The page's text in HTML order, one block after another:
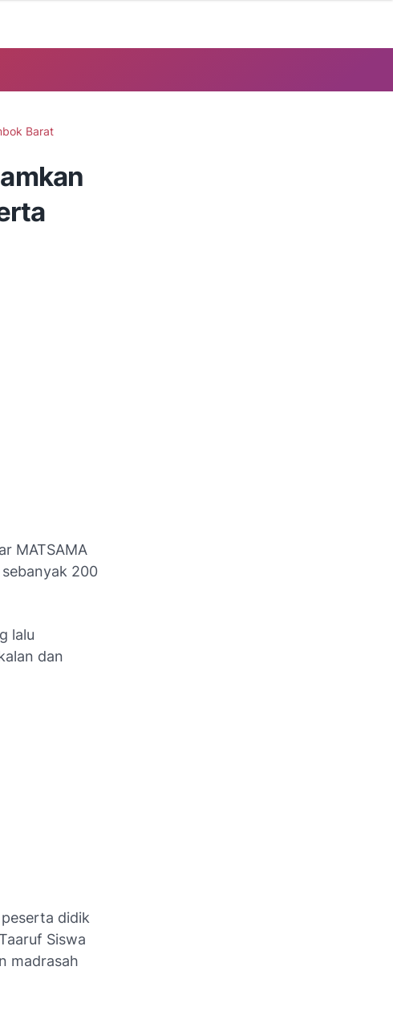
Barat
MATSAMA
200
lalu
dan
didik
Siswa
madrasah